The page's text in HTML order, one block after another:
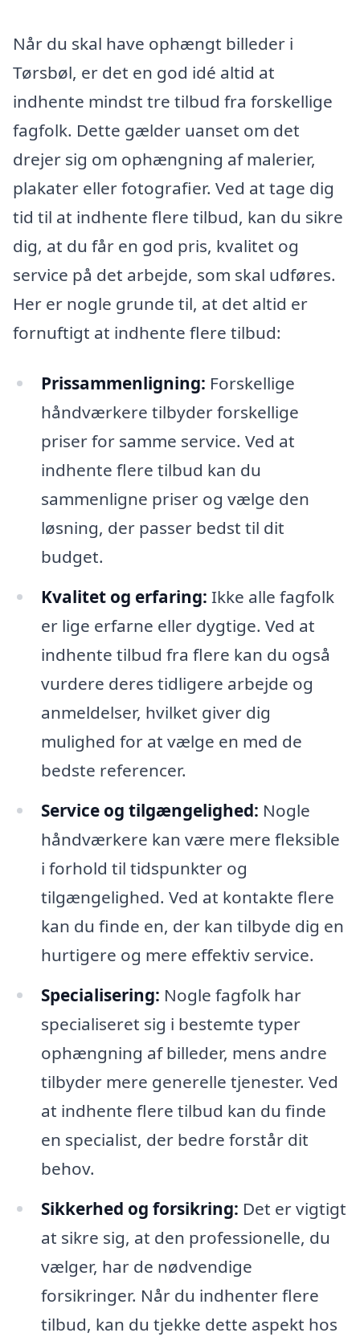
Når du skal have ophængt billeder i
Tørsbøl, er det en god idé altid at
indhente mindst tre tilbud fra forskellige
fagfolk. Dette gælder uanset om det
drejer sig om ophængning af malerier,
plakater eller fotografier. Ved at tage dig
tid til at indhente flere tilbud, kan du sikre
dig, at du får en god pris, kvalitet og
service på det arbejde, som skal udføres.
Her er nogle grunde til, at det altid er
fornuftigt at indhente flere tilbud:
Prissammenligning: Forskellige
håndværkere tilbyder forskellige
priser for samme service. Ved at
indhente flere tilbud kan du
sammenligne priser og vælge den
løsning, der passer bedst til dit
budget.
Kvalitet og erfaring: Ikke alle fagfolk
er lige erfarne eller dygtige. Ved at
indhente tilbud fra flere kan du også
vurdere deres tidligere arbejde og
anmeldelser, hvilket giver dig
mulighed for at vælge en med de
bedste referencer.
Service og tilgængelighed: Nogle
håndværkere kan være mere fleksible
i forhold til tidspunkter og
tilgængelighed. Ved at kontakte flere
kan du finde en, der kan tilbyde dig en
hurtigere og mere effektiv service.
Specialisering: Nogle fagfolk har
specialiseret sig i bestemte typer
ophængning af billeder, mens andre
tilbyder mere generelle tjenester. Ved
at indhente flere tilbud kan du finde
en specialist, der bedre forstår dit
behov.
Sikkerhed og forsikring: Det er vigtigt
at sikre sig, at den professionelle, du
vælger, har de nødvendige
forsikringer. Når du indhenter flere
tilbud, kan du tjekke dette aspekt hos